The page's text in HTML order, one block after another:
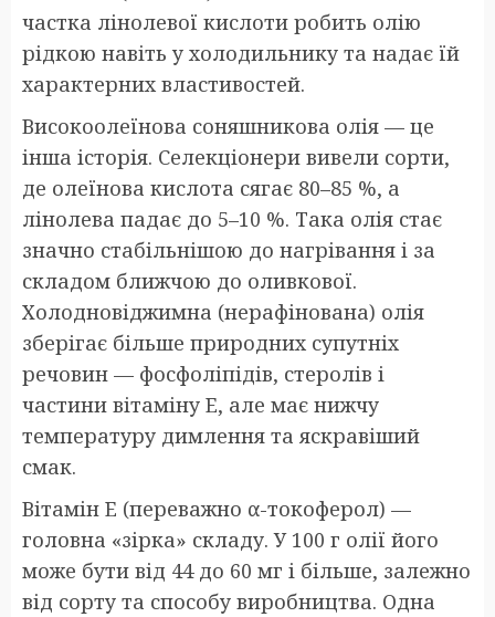
частка лінолевої кислоти робить олію
рідкою навіть у холодильнику та надає їй
характерних властивостей.
Високоолеїнова соняшникова олія — це
інша історія. Селекціонери вивели сорти,
де олеїнова кислота сягає 80–85 %, а
лінолева падає до 5–10 %. Така олія стає
значно стабільнішою до нагрівання і за
складом ближчою до оливкової.
Холодновіджимна (нерафінована) олія
зберігає більше природних супутніх
речовин — фосфоліпідів, стеролів і
частини вітаміну E, але має нижчу
температуру димлення та яскравіший
смак.
Вітамін E (переважно α-токоферол) —
головна «зірка» складу. У 100 г олії його
може бути від 44 до 60 мг і більше, залежно
від сорту та способу виробництва. Одна